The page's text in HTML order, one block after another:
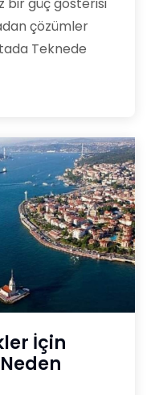
bir güç gösterisi
çözümler
Teknede
İçin